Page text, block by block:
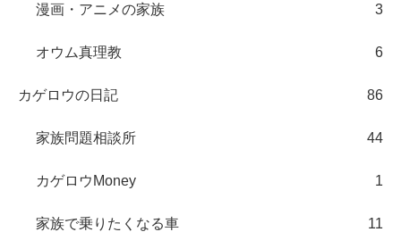
漫画・アニメの家族 3
オウム真理教 6
カゲロウの日記 86
家族問題相談所 44
カゲロウMoney 1
家族で乗りたくなる車 11